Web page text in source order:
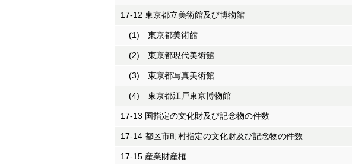
17-12 東京都立美術館及び博物館
(1) 東京都美術館
(2) 東京都現代美術館
(3) 東京都写真美術館
(4) 東京都江戸東京博物館
17-13 国指定の文化財及び記念物の件数
17-14 都区市町村指定の文化財及び記念物の件数
17-15 産業財産権